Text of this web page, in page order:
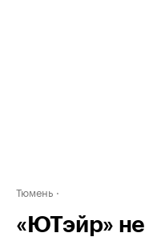
Тюмень
«ЮТэйр» не